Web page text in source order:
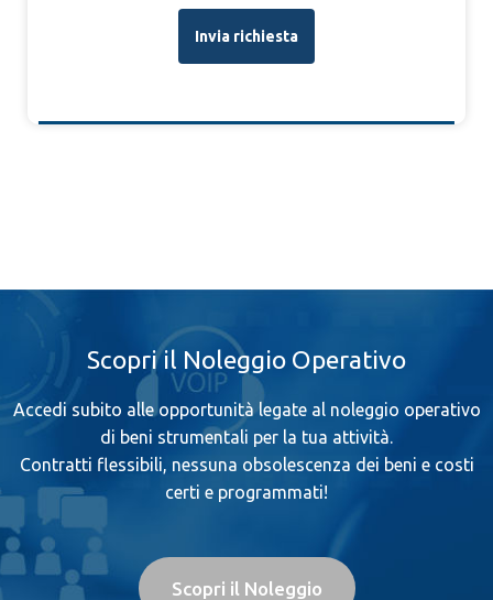
Scopri il Noleggio Operativo
Accedi subito alle opportunità legate al noleggio operativo
di beni strumentali per la tua attività.
Contratti flessibili, nessuna obsolescenza dei beni e costi
certi e programmati!
Scopri il Noleggio